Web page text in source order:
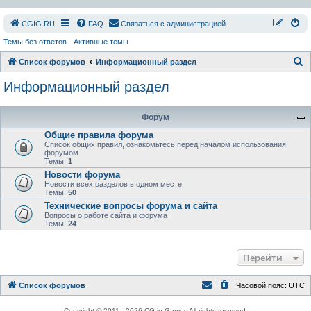
СGIG.RU FAQ Связаться с администрацией
Темы без ответов Активные темы
Список форумов Информационный раздел
к
Информационный раздел
Форум
Общие правила форума
Список общих правил, ознакомьтесь перед началом использования
форумом
Темы: 1
Новости форума
Новости всех разделов в одном месте
Темы: 50
Технические вопросы форума и сайта
Вопросы о работе сайта и форума
Темы: 24
Перейти
Список форумов Часовой пояс: UTC